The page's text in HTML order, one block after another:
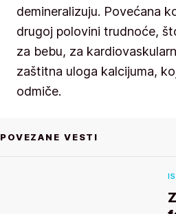
demineralizuju. Povećana
drugoj polovini trudnoće,
za bebu, za
zaštitna uloga kalcijuma,
odmiče.
POVEZANE VESTI